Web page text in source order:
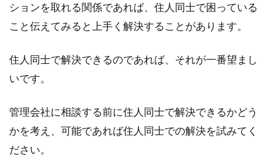
アパート一棟の建築費はどのくら
い？相場や資金についての話
アパート一棟を建てるのに、どのくらいの建築
ションを取れる関係であれば、住人同士で困っている
こと伝えてみると上手く解決することがあります。
住人同士で解決できるのであれば、それが一番望まし
いです。
管理会社に相談する前に住人同士で解決できるかどう
かを考え、可能であれば住人同士での解決を試みてく
ださい。